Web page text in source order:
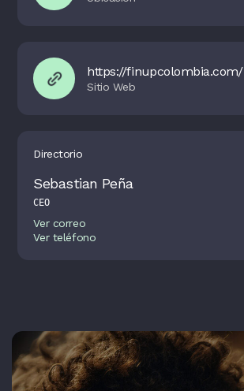
https://finupcolombia.com/
Directorio
Sebastian Peña
CEO
Ver correo
Ver teléfono